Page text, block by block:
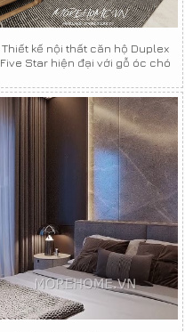
Thiết kế nội thất căn hộ Duplex
Five Star hiện đại với gỗ óc chó